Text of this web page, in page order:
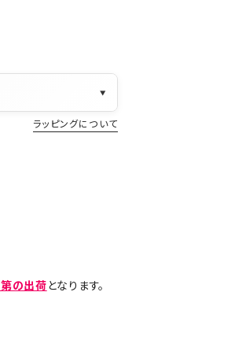
▼
ラッピングについて
の出荷となります。